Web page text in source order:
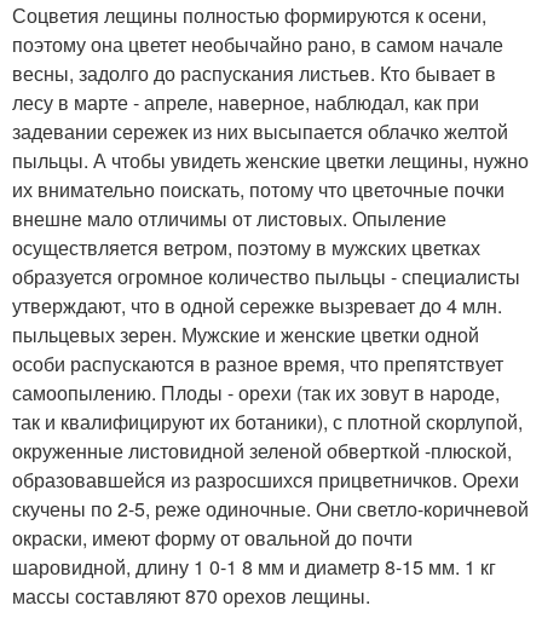
Соцветия лещины полностью формируются к осени,
поэтому она цветет необычайно рано, в самом начале
весны, задолго до распускания листьев. Кто бывает в
лесу в марте - апреле, наверное, наблюдал, как при
задевании сережек из них высыпается облачко желтой
пыльцы. А чтобы увидеть женские цветки лещины, нужно
их внимательно поискать, потому что цветочные почки
внешне мало отличимы от листовых. Опыление
осуществляется ветром, поэтому в мужских цветках
образуется огромное количество пыльцы - специалисты
утверждают, что в одной сережке вызревает до 4 млн.
пыльцевых зерен. Мужские и женские цветки одной
особи распускаются в разное время, что препятствует
самоопылению. Плоды - орехи (так их зовут в народе,
так и квалифицируют их ботаники), с плотной скорлупой,
окруженные листовидной зеленой обверткой -плюской,
образовавшейся из разросшихся прицветничков. Орехи
скучены по 2-5, реже одиночные. Они светло-коричневой
окраски, имеют форму от овальной до почти
шаровидной, длину 1 0-1 8 мм и диаметр 8-15 мм. 1 кг
массы составляют 870 орехов лещины.